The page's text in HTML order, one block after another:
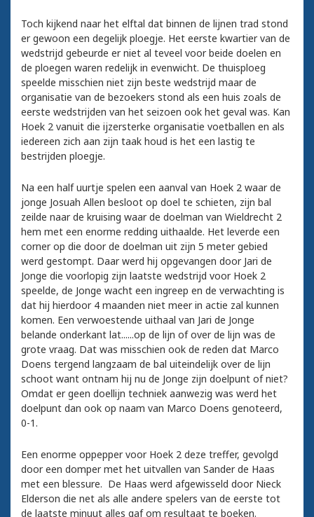
Toch kijkend naar het elftal dat binnen de lijnen trad stond
er gewoon een degelijk ploegje. Het eerste kwartier van de
wedstrijd gebeurde er niet al teveel voor beide doelen en
de ploegen waren redelijk in evenwicht. De thuisploeg
speelde misschien niet zijn beste wedstrijd maar de
organisatie van de bezoekers stond als een huis zoals de
eerste wedstrijden van het seizoen ook het geval was. Kan
Hoek 2 vanuit die ijzersterke organisatie voetballen en als
iedereen zich aan zijn taak houd is het een lastig te
bestrijden ploegje.
Na een half uurtje spelen een aanval van Hoek 2 waar de
jonge Josuah Allen besloot op doel te schieten, zijn bal
zeilde naar de kruising waar de doelman van Wieldrecht 2
hem met een enorme redding uithaalde. Het leverde een
corner op die door de doelman uit zijn 5 meter gebied
werd gestompt. Daar werd hij opgevangen door Jari de
Jonge die voorlopig zijn laatste wedstrijd voor Hoek 2
speelde, de Jonge wacht een ingreep en de verwachting is
dat hij hierdoor 4 maanden niet meer in actie zal kunnen
komen. Een verwoestende uithaal van Jari de Jonge
belande onderkant lat......op de lijn of over de lijn was de
grote vraag. Dat was misschien ook de reden dat Marco
Doens tergend langzaam de bal uiteindelijk over de lijn
schoot want ontnam hij nu de Jonge zijn doelpunt of niet?
Omdat er geen doellijn techniek aanwezig was werd het
doelpunt dan ook op naam van Marco Doens genoteerd,
0-1.
Een enorme oppepper voor Hoek 2 deze treffer, gevolgd
door een domper met het uitvallen van Sander de Haas
met een blessure. De Haas werd afgewisseld door Nieck
Elderson die net als alle andere spelers van de eerste tot
de laatste minuut alles gaf om resultaat te boeken.